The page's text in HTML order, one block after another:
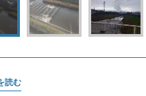
読む